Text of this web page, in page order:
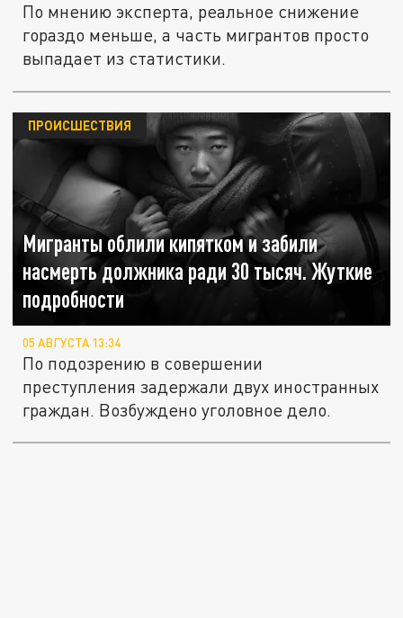
По мнению эксперта, реальное снижение
гораздо меньше, а часть мигрантов просто
выпадает из статистики.
Мигранты облили кипятком и забили
насмерть должника ради 30 тысяч. Жуткие
подробности
ПРОИСШЕСТВИЯ
05 АВГУСТА 13:34
По подозрению в совершении
преступления задержали двух иностранных
граждан. Возбуждено уголовное дело.